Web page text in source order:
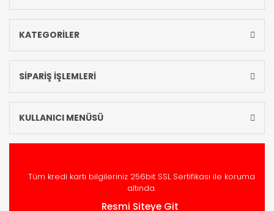
KATEGORİLER
SİPARİŞ İŞLEMLERİ
KULLANICI MENÜSÜ
Tüm kredi kartı bilgileriniz 256bit SSL Sertifikası ile koruma
altında.
Resmi Siteye Git